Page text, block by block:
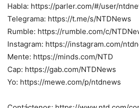
Habla: https://parler.com/#/user/
Telegrama: https://t.me/s/NTDNews
Rumble: https://rumble.com/c/
Instagram: https://instagram.com/
Mente: https://minds.com/NTD
Cap: https://gab.com/NTDNews
Yo: https://mewe.com/p/ntdnews